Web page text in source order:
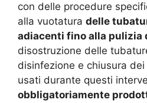
con delle procedure
alla vuotatura delle
adiacenti fino alla pulizia
disostruzione delle
disinfezione e chiusura
usati durante questi
obbligatoriamente